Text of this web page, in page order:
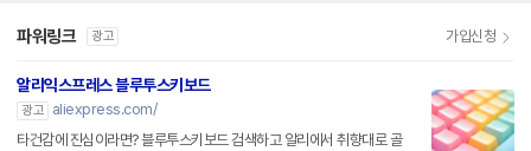
파워링크 광고 가입신청
알리익스프레스 블루투스키보드
광고
aliexpress.com/
타건감에 진심이라면? 블루투스키보드 검색하고 알리에서 취향대로 골